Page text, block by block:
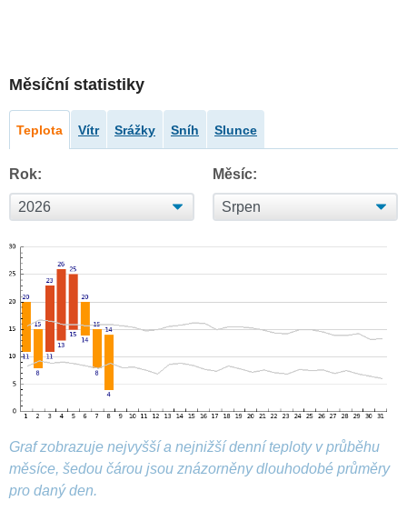
Měsíční statistiky
Teplota Vítr Srážky Sníh Slunce
Rok: Měsíc:
Graf zobrazuje nejvyšší a nejnižší denní teploty v průběhu
měsíce, šedou čárou jsou znázorněny dlouhodobé průměry
pro daný den.